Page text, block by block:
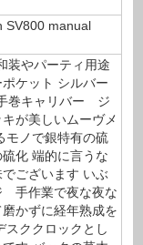
SV800 manual
装やパーティ用途
ケット シルバー
巻キャリバー ジ
が美しいムーヴメ
モノで銀特有の硫
化 端的に言うな
でございます いぶ
手作業で夜な夜な
かずに経年熟成を
スククロックとし